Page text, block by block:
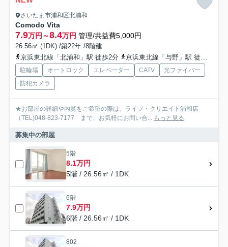
さいたま市浦和区北浦和
Comodo Vita
7.9万円～8.4万円 管理/共益費5,000円
26.56㎡ (1DK) /築22年 /8階建
京浜東北線「北浦和」駅 徒歩2分
京浜東北線「与野」駅 徒歩19分
駐輪場 オートロック エレベーター CATV
光ファイバー
防犯カメラ
★お部屋の詳細や内覧をご希望の際は、ライフ・クリエイト浦和店
（TEL)048-823-7177 まで、お気軽にお問い合... もっと見る
募集中の部屋
5階
8.1万円
5階 / 26.56㎡ / 1DK
6階
7.9万円
6階 / 26.56㎡ / 1DK
802